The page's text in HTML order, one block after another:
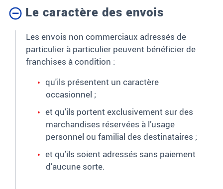
Le caractère des envois
Les envois non commerciaux adressés de
particulier à particulier peuvent bénéficier de
franchises à condition :
qu'ils présentent un caractère
occasionnel ;
et qu'ils portent exclusivement sur des
marchandises réservées à l’usage
personnel ou familial des destinataires ;
et qu'ils soient adressés sans paiement
d’aucune sorte.